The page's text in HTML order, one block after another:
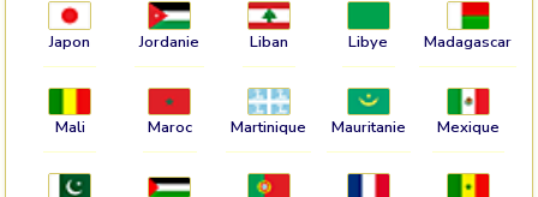
Japon Jordanie Liban Libye Madagascar
Mali Maroc Martinique Mauritanie Mexique